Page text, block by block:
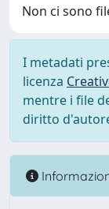
Non ci sono
I metadati
licenza
mentre i file
diritto